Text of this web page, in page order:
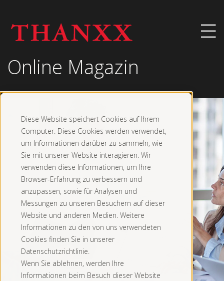
Diese Website speichert Cookies auf Ihrem
Computer. Diese Cookies werden verwendet,
um Informationen darüber zu sammeln, wie
Sie mit unserer Website interagieren. Wir
verwenden diese Informationen, um Ihre
Browser-Erfahrung zu verbessern und
anzupassen, sowie für Analysen und
Messungen zu unseren Besuchern auf dieser
Website und anderen Medien. Weitere
Informationen zu den von uns verwendeten
Cookies finden Sie in unserer
Datenschutzrichtlinie.
Wenn Sie ablehnen, werden Ihre
Informationen beim Besuch dieser Website
Online Magazin